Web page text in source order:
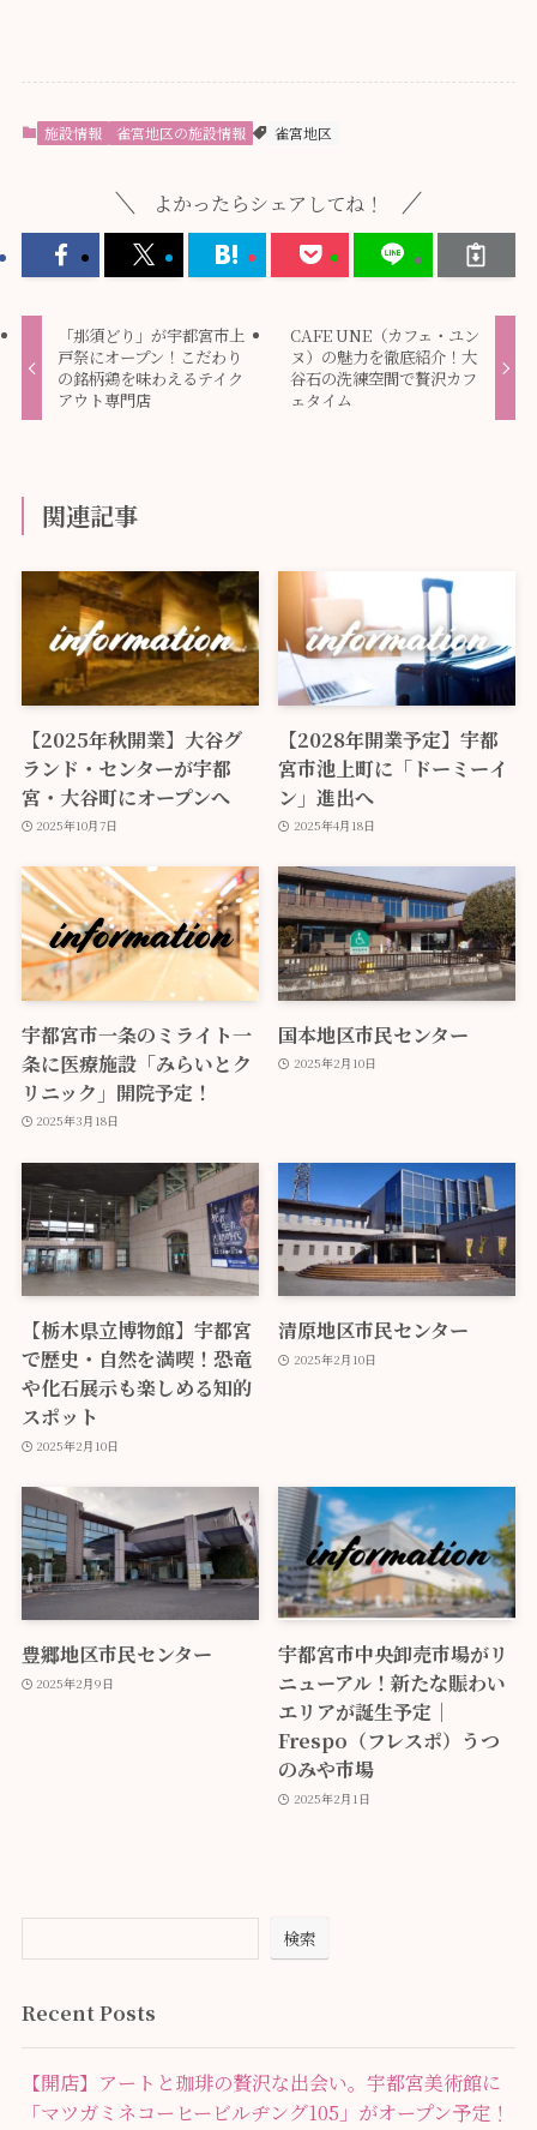
施設情報 雀宮地区の施設情報 雀宮地区
よかったらシェアしてね！
「那須どり」が宇都宮市上
戸祭にオープン！こだわり
の銘柄鶏を味わえるテイク
アウト専門店
CAFE UNE（カフェ・ユン
ヌ）の魅力を徹底紹介！大
谷石の洗練空間で贅沢カフ
ェタイム
関連記事
【2025年秋開業】大谷グ
ランド・センターが宇都
宮・大谷町にオープンへ
2025年10月7日
【2028年開業予定】宇都
宮市池上町に「ドーミーイ
ン」進出へ
2025年4月18日
宇都宮市一条のミライト一
条に医療施設「みらいとク
リニック」開院予定！
2025年3月18日
国本地区市民センター
2025年2月10日
【栃木県立博物館】宇都宮
で歴史・自然を満喫！恐竜
や化石展示も楽しめる知的
スポット
2025年2月10日
清原地区市民センター
2025年2月10日
豊郷地区市民センター
2025年2月9日
宇都宮市中央卸売市場がリ
ニューアル！新たな賑わい
エリアが誕生予定｜
Frespo（フレスポ）うつ
のみや市場
2025年2月1日
検索
Recent Posts
【開店】アートと珈琲の贅沢な出会い。宇都宮美術館に
「マツガミネコーヒービルヂング105」がオープン予定！